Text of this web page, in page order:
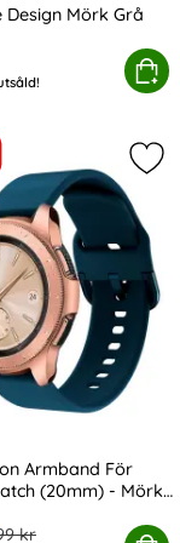
Gul
Design Mörk Grå
Köp
20 mm
I
Armband För
(20mm) - Mörk
pris
kr